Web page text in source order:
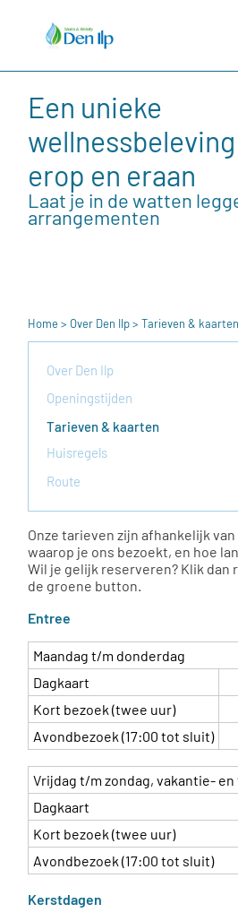
Een unieke
erop en eraan
Laat je in de watten
arrangementen
Home> Over Den Ilp> Tarieven & kaarten
Over Den Ilp
Openingstijden
Tarieven & kaarten
Huisregels
Route
Onze tarieven zijn afhankelijk
waarop je ons bezoekt, en hoe
Wil je gelijk reserveren? Klik dan
de groene button.
Entree
Maandag t/m donderdag
Dagkaart
Kort bezoek (twee uur)
Avondbezoek (17:00 tot sluit)
Vrijdag t/m zondag, vakantie-
Dagkaart
Kort bezoek (twee uur)
Avondbezoek (17:00 tot sluit)
Kerstdagen